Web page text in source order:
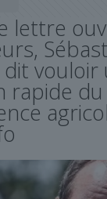
lettre
vouloir
rapide